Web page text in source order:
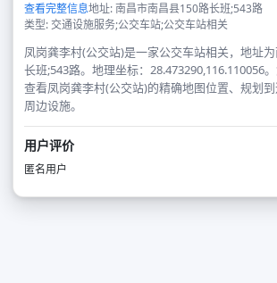
查看完整信息地址: 南昌市南昌县150路长班;543路
类型: 交通设施服务;公交车站;公交车站相关
凤岗龚李村(公交站)是一家公交车站相关，地址
长班;543路。地理坐标：28.473290,116.110056
查看凤岗龚李村(公交站)的精确地图位置、规划
周边设施。
用户评价
匿名用户